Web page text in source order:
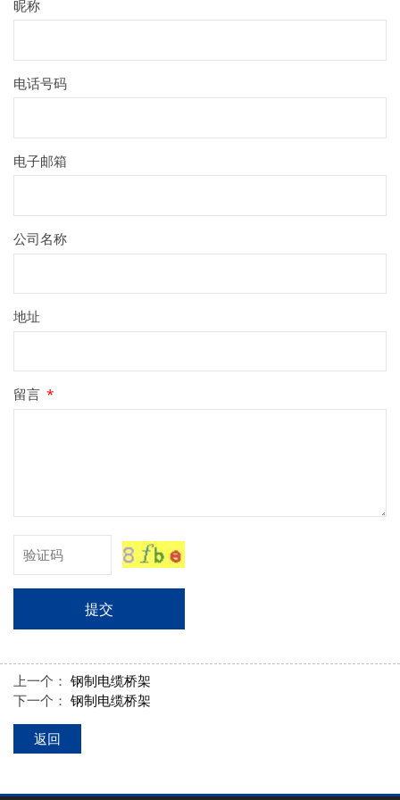
昵称
电话号码
电子邮箱
公司名称
地址
留言 *
提交
上一个：钢制电缆桥架
下一个：钢制电缆桥架
返回